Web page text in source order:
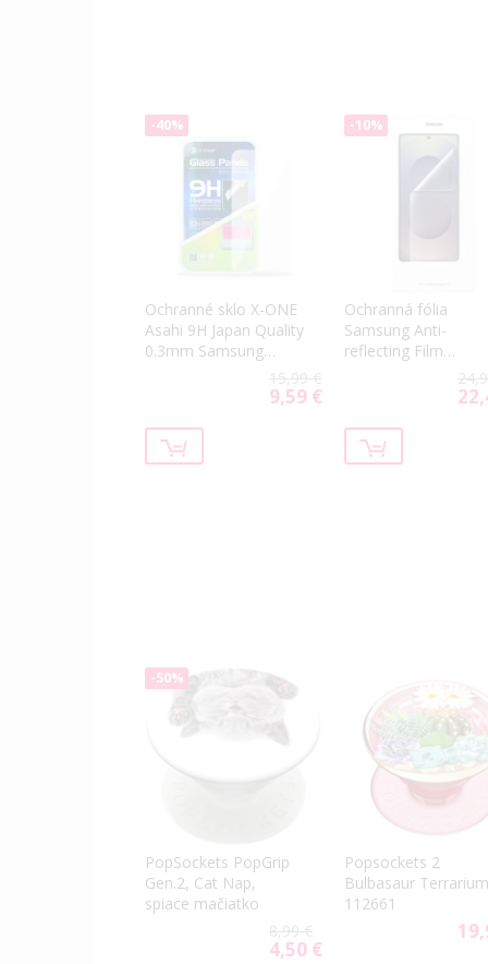
-40%
Ochranné sklo X-ONE
Asahi 9H Japan Quality
0.3mm Samsung
Galaxy S26 Ultra 5G
S948 transparentné
15,99 €
Special
9,59 €
-10%
Ochranná fólia
Samsung Anti-
reflecting Film
Samsung Galaxy
Ultra 5G S948 EF-
transparentná (2ks)
-50%
PopSockets PopGrip
Gen.2, Cat Nap,
spiace mačiatko
8,99 €
Special
4,50 €
Popsockets 2
Bulbasaur Terrarium
112661